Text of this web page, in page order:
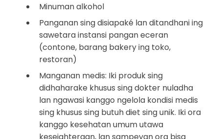
Minuman alkohol
Panganan sing disiapaké lan ditandhani ing
sawetara instansi pangan eceran
(contone, barang bakery ing toko,
restoran)
Manganan medis: Iki produk sing
didhaharake khusus sing dokter nuladha
lan ngawasi kanggo ngelola kondisi medis
sing khusus sing butuh diet sing unik. Iki ora
kanggo kesehatan umum utawa
kesejahteraan, lan sampeyan ora bisa